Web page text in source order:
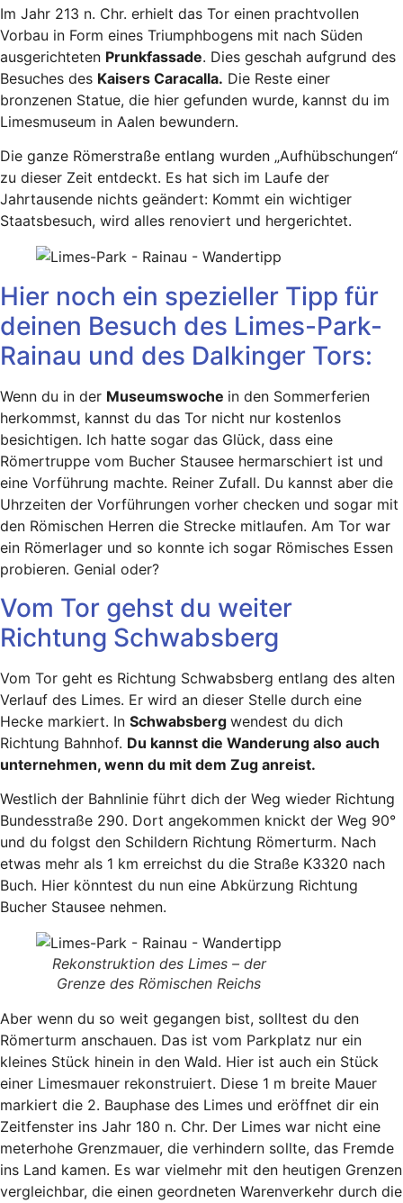
Im Jahr 213 n. Chr. erhielt das Tor einen prachtvollen
Vorbau in Form eines Triumphbogens mit nach Süden
ausgerichteten Prunkfassade. Dies geschah aufgrund des
Besuches des Kaisers Caracalla. Die Reste einer
bronzenen Statue, die hier gefunden wurde, kannst du im
Limesmuseum in Aalen bewundern.
Die ganze Römerstraße entlang wurden „Aufhübschungen“
zu dieser Zeit entdeckt. Es hat sich im Laufe der
Jahrtausende nichts geändert: Kommt ein wichtiger
Staatsbesuch, wird alles renoviert und hergerichtet.
Hier noch ein spezieller Tipp für
deinen Besuch des Limes-Park-
Rainau und des Dalkinger Tors:
Wenn du in der Museumswoche in den Sommerferien
herkommst, kannst du das Tor nicht nur kostenlos
besichtigen. Ich hatte sogar das Glück, dass eine
Römertruppe vom Bucher Stausee hermarschiert ist und
eine Vorführung machte. Reiner Zufall. Du kannst aber die
Uhrzeiten der Vorführungen vorher checken und sogar mit
den Römischen Herren die Strecke mitlaufen. Am Tor war
ein Römerlager und so konnte ich sogar Römisches Essen
probieren. Genial oder?
Vom Tor gehst du weiter
Richtung Schwabsberg
Vom Tor geht es Richtung Schwabsberg entlang des alten
Verlauf des Limes. Er wird an dieser Stelle durch eine
Hecke markiert. In Schwabsberg wendest du dich
Richtung Bahnhof. Du kannst die Wanderung also auch
unternehmen, wenn du mit dem Zug anreist.
Westlich der Bahnlinie führt dich der Weg wieder Richtung
Bundesstraße 290. Dort angekommen knickt der Weg 90°
und du folgst den Schildern Richtung Römerturm. Nach
etwas mehr als 1 km erreichst du die Straße K3320 nach
Buch. Hier könntest du nun eine Abkürzung Richtung
Bucher Stausee nehmen.
Rekonstruktion des Limes – der
Grenze des Römischen Reichs
Aber wenn du so weit gegangen bist, solltest du den
Römerturm anschauen. Das ist vom Parkplatz nur ein
kleines Stück hinein in den Wald. Hier ist auch ein Stück
einer Limesmauer rekonstruiert. Diese 1 m breite Mauer
markiert die 2. Bauphase des Limes und eröffnet dir ein
Zeitfenster ins Jahr 180 n. Chr. Der Limes war nicht eine
meterhohe Grenzmauer, die verhindern sollte, das Fremde
ins Land kamen. Es war vielmehr mit den heutigen Grenzen
vergleichbar, die einen geordneten Warenverkehr durch die